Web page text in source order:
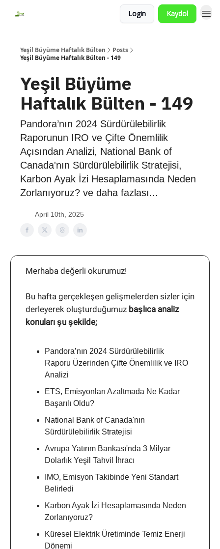
Login Kaydol
Yeşil Büyüme Haftalık Bülten
Posts
Yeşil Büyüme Haftalık Bülten - 149
Yeşil Büyüme
Haftalık Bülten - 149
Pandora’nın 2024 Sürdürülebilirlik
Raporunun IRO ve Çifte Önemlilik
Açısından Analizi, National Bank of
Canada'nın Sürdürülebilirlik Stratejisi,
Karbon Ayak İzi Hesaplamasında Neden
Zorlanıyoruz? ve daha fazlası...
April 10th, 2025
Merhaba değerli okurumuz!
Bu hafta gerçekleşen gelişmelerden sizler için
derleyerek oluşturduğumuz başlıca analiz
konuları şu şekilde;
Pandora’nın 2024 Sürdürülebilirlik
Raporu Üzerinden Çifte Önemlilik ve IRO
Analizi
ETS, Emisyonları Azaltmada Ne Kadar
Başarılı Oldu?
National Bank of Canada'nın
Sürdürülebilirlik Stratejisi
Avrupa Yatırım Bankası'nda 3 Milyar
Dolarlık Yeşil Tahvil İhracı
IMO, Emisyon Takibinde Yeni Standart
Belirledi
Karbon Ayak İzi Hesaplamasında Neden
Zorlanıyoruz?
Küresel Elektrik Üretiminde Temiz Enerji
Dönemi